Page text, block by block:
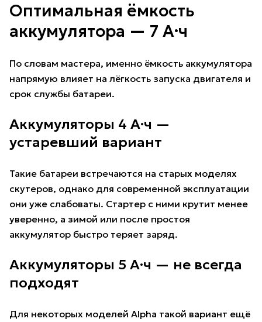
Оптимальная ёмкость
аккумулятора — 7 А·ч
По словам мастера, именно ёмкость аккумулятора
напрямую влияет на лёгкость запуска двигателя и
срок службы батареи.
Аккумуляторы 4 А·ч —
устаревший вариант
Такие батареи встречаются на старых моделях
скутеров, однако для современной эксплуатации
они уже слабоваты. Стартер с ними крутит менее
уверенно, а зимой или после простоя
аккумулятор быстро теряет заряд.
Аккумуляторы 5 А·ч — не всегда
подходят
Для некоторых моделей Alpha такой вариант ещё